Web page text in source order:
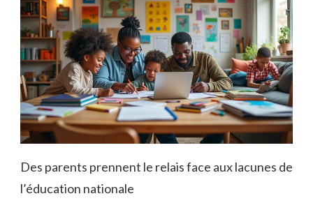
Des parents prennent le relais face aux lacunes de
l’éducation nationale